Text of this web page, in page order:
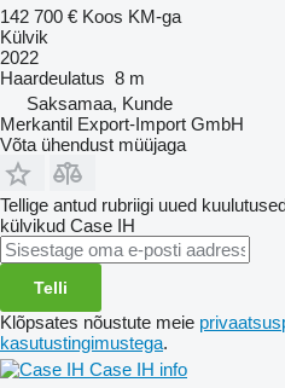
142 700 € Koos KM-ga
Külvik
2022
Haardeulatus 8 m
Saksamaa, Kunde
Merkantil Export-Import GmbH
Võta ühendust müüjaga
Tellige antud rubriigi uued
külvikud Case IH
Telli
Klõpsates nõustute meie
kasutustingimustega.
Case IH info